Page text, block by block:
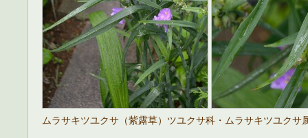
ムラサキツユクサ（紫露草）ツユクサ科・ムラサキツユクサ